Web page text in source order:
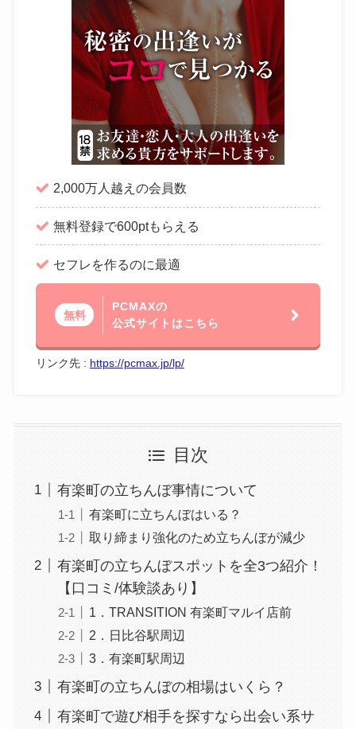
2,000万人越えの会員数
無料登録で600ptもらえる
セフレを作るのに最適
無料
PCMAXの
公式サイトはこちら
リンク先 : https://pcmax.jp/lp/
目次
有楽町の立ちんぼ事情について
有楽町に立ちんぼはいる？
取り締まり強化のため立ちんぼが減少
有楽町の立ちんぼスポットを全3つ紹介！
【口コミ/体験談あり】
1．TRANSITION 有楽町マルイ店前
2．日比谷駅周辺
3．有楽町駅周辺
有楽町の立ちんぼの相場はいくら？
有楽町で遊び相手を探すなら出会い系サ